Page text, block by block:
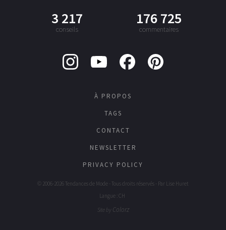
3 217
conseils
176 725
commentaires
À PROPOS
TAGS
CONTACT
NEWSLETTER
PRIVACY POLICY
© 2006-2026 Tendances de Mode - Tous droits réservés - Par Lise Huret
Langue : CH
Site by Colorz